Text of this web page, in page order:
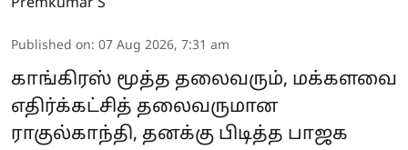
Premkumar S
Published on: 07 Aug 2026, 7:31 am
காங்கிரஸ் மூத்த தலைவரும், மக்களவை
எதிர்க்கட்சித் தலைவருமான
ராகுல்காந்தி, தனக்கு பிடித்த பாஜக